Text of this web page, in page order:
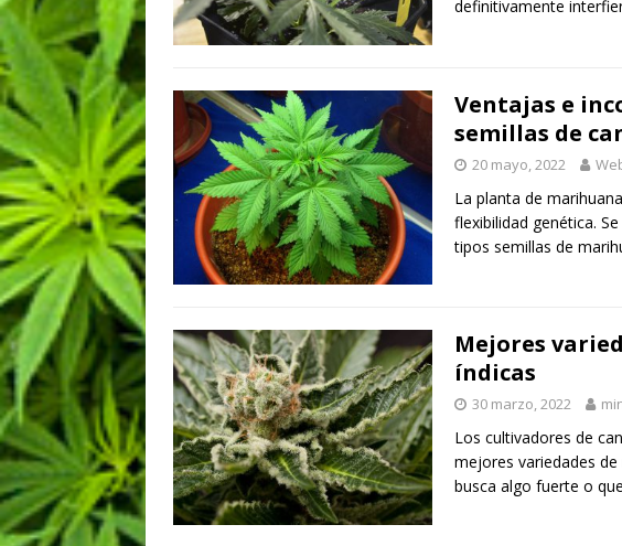
definitivamente
Ventajas e
semillas de
20 mayo, 2022
La planta de
flexibilidad genética.
tipos semillas de
Mejores
índicas
30 marzo, 2022
Los cultivadores de
mejores variedades
busca algo fuerte o